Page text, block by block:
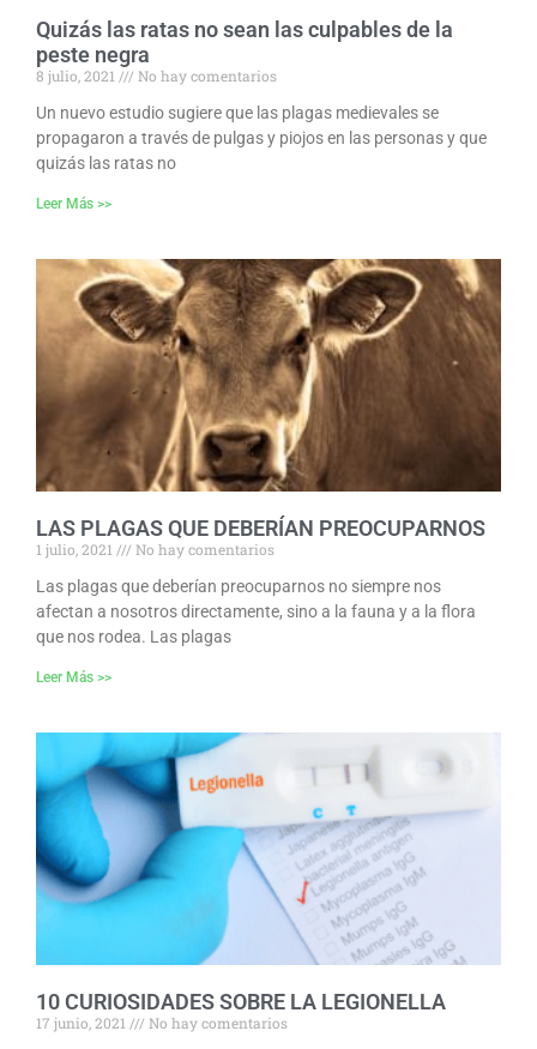
Quizás las ratas no sean las culpables de la
peste negra
8 julio, 2021
No hay comentarios
Un nuevo estudio sugiere que las plagas medievales se
propagaron a través de pulgas y piojos en las personas y que
quizás las ratas no
Leer Más >>
LAS PLAGAS QUE DEBERÍAN PREOCUPARNOS
1 julio, 2021
No hay comentarios
Las plagas que deberían preocuparnos no siempre nos
afectan a nosotros directamente, sino a la fauna y a la flora
que nos rodea. Las plagas
Leer Más >>
10 CURIOSIDADES SOBRE LA LEGIONELLA
17 junio, 2021
No hay comentarios